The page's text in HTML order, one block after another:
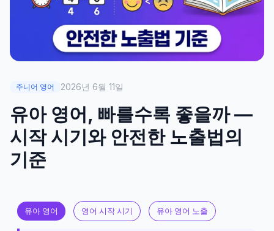
주니어 영어 2026년 6월 11일
유아 영어, 빠를수록 좋을까 —
시작 시기와 안전한 노출법의
기준
유아 영어 영어 시작 시기 유아 영어 노출